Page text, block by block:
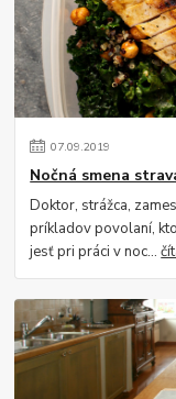
07.09.2019
Nočná smena
Doktor, strážca,
príkladov povolaní,
jesť pri práci v noc...